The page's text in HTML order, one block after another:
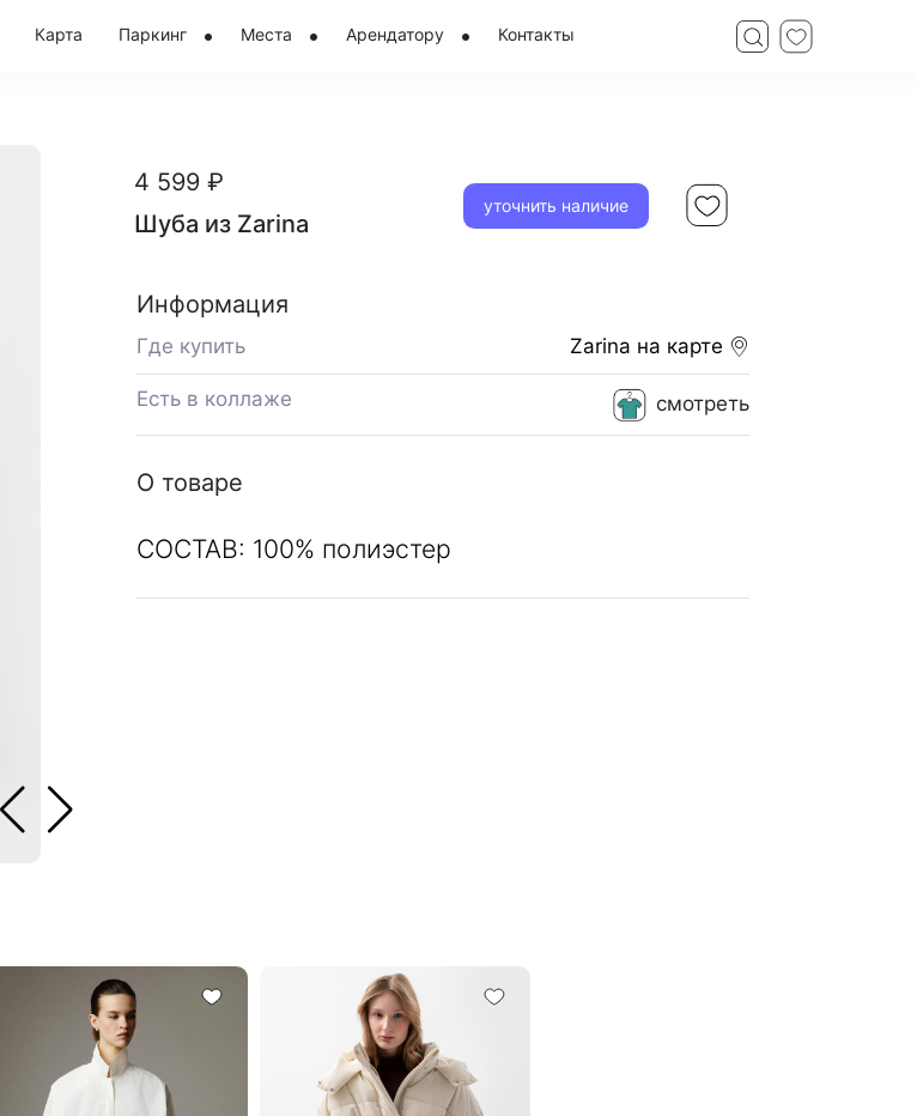
Карта Паркинг Места Арендатору Контакты
4 599 ₽
Шуба из Zarina
уточнить наличие
Информация
Zarina на карте
Где купить
смотреть
Есть в коллаже
О товаре
СОСТАВ: 100% полиэстер